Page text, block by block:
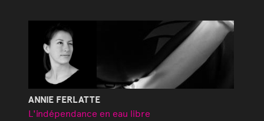
ANNIE FERLATTE
L'indépendance en eau libre